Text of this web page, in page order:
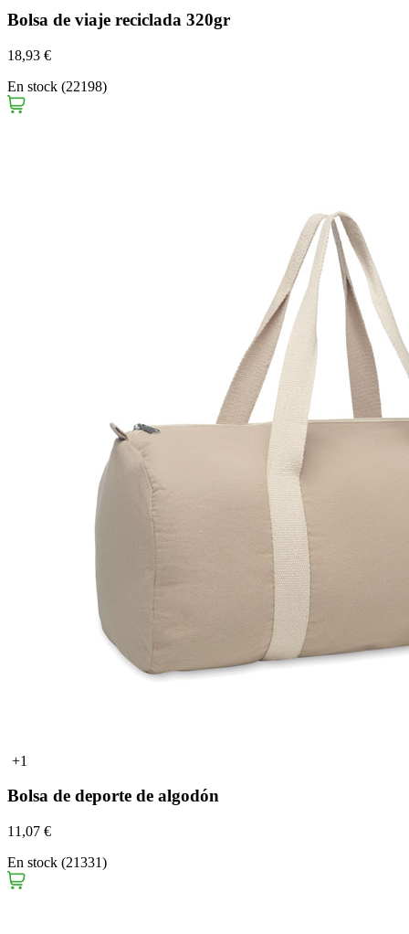
Bolsa de viaje reciclada 320gr
18,93 €
En stock (22198)
+1
Bolsa de deporte de algodón
11,07 €
En stock (21331)